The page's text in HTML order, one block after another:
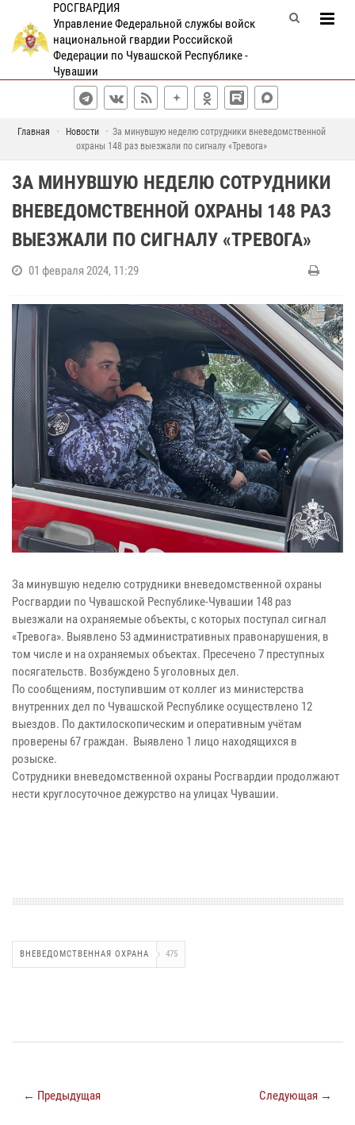
РОСГВАРДИЯ
Управление Федеральной службы войск
национальной гвардии Российской
Федерации по Чувашской Республике -
Чувашии
Главная Новости
За минувшую неделю сотрудники вневедомственной
охраны 148 раз выезжали по сигналу «Тревога»
ЗА МИНУВШУЮ НЕДЕЛЮ СОТРУДНИКИ
ВНЕВЕДОМСТВЕННОЙ ОХРАНЫ 148 РАЗ
ВЫЕЗЖАЛИ ПО СИГНАЛУ «ТРЕВОГА»
01 февраля 2024, 11:29
За минувшую неделю сотрудники вневедомственной охраны
Росгвардии по Чувашской Республике-Чувашии 148 раз
выезжали на охраняемые объекты, с которых поступал сигнал
«Тревога». Выявлено 53 административных правонарушения, в
том числе и на охраняемых объектах. Пресечено 7 преступных
посягательств. Возбуждено 5 уголовных дел.
По сообщениям, поступившим от коллег из министерства
внутренних дел по Чувашской Республике осуществлено 12
выездов. По дактилоскопическим и оперативным учётам
проверены 67 граждан. Выявлено 1 лицо находящихся в
розыске.
Сотрудники вневедомственной охраны Росгвардии продолжают
нести круглосуточное дежурство на улицах Чувашии.
ВНЕВЕДОМСТВЕННАЯ ОХРАНА 475
← Предыдущая Следующая →